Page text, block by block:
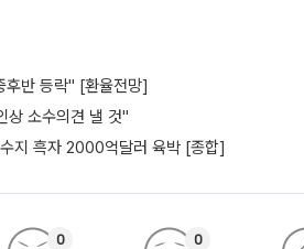
반 등락" [환율전망]
상 소수의견 낼 것"
지 흑자 2000억달러 육박 [종합]
0 0